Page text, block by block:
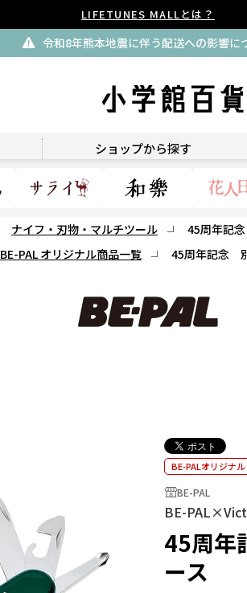
LIFETUNES MALLとは？
令和8年熊本地震に伴う配送への影響に
ショップから探す
ナイフ・刃物・マルチツール
45周年記
BE-PAL オリジナル商品一覧 45周年記念
BE-PAL
BE-PALオリジナル
BE-PAL
BE-
45周年
ース